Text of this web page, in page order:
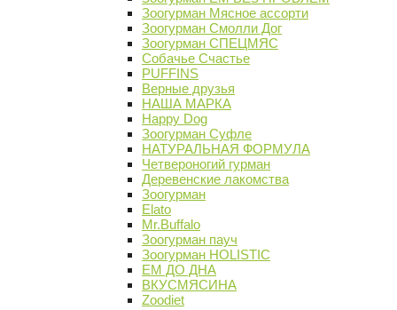
Зоогурман Мясное ассорти
Зоогурман Смолли Дог
Зоогурман СПЕЦМЯС
Собачье Счастье
PUFFINS
Верные друзья
НАША МАРКА
Happy Dog
Зоогурман Суфле
НАТУРАЛЬНАЯ ФОРМУЛА
Четвероногий гурман
Деревенские лакомства
Зоогурман
Elato
Mr.Buffalo
Зоогурман пауч
Зоогурман HOLISTIC
ЕМ ДО ДНА
ВКУСМЯСИНА
Zoodiet